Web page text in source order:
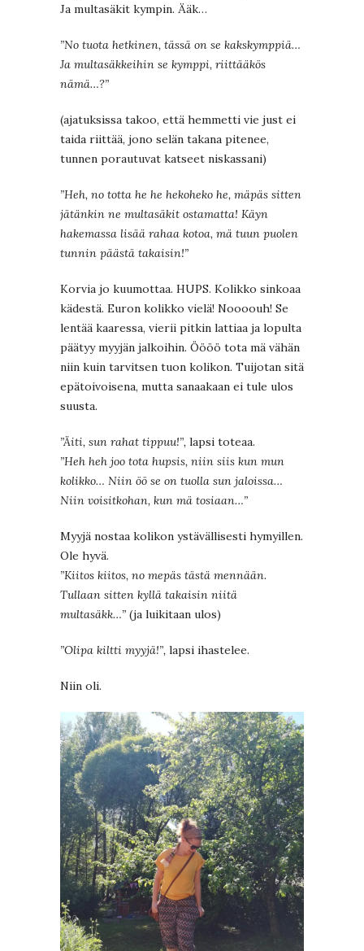
Ja multasäkit kympin. Ääk…
”No tuota hetkinen, tässä on se kakskymppiä…
Ja multasäkkeihin se kymppi, riittääkös
nämä…?”
(ajatuksissa takoo, että hemmetti vie just ei
taida riittää, jono selän takana pitenee,
tunnen porautuvat katseet niskassani)
”Heh, no totta he he hekoheko he, mäpäs sitten
jätänkin ne multasäkit ostamatta! Käyn
hakemassa lisää rahaa kotoa, mä tuun puolen
tunnin päästä takaisin!”
Korvia jo kuumottaa. HUPS. Kolikko sinkoaa
kädestä. Euron kolikko vielä! Noooouh! Se
lentää kaaressa, vierii pitkin lattiaa ja lopulta
päätyy myyjän jalkoihin. Öööö tota mä vähän
niin kuin tarvitsen tuon kolikon. Tuijotan sitä
epätoivoisena, mutta sanaakaan ei tule ulos
suusta.
”Äiti, sun rahat tippuu!”, lapsi toteaa.
”Heh heh joo tota hupsis, niin siis kun mun
kolikko… Niin öö se on tuolla sun jaloissa…
Niin voisitkohan, kun mä tosiaan…”
Myyjä nostaa kolikon ystävällisesti hymyillen.
Ole hyvä.
”Kiitos kiitos, no mepäs tästä mennään.
Tullaan sitten kyllä takaisin niitä
multasäkk…” (ja luikitaan ulos)
”Olipa kiltti myyjä!”, lapsi ihastelee.
Niin oli.